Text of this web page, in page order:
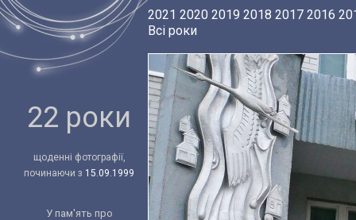
22 роки
щоденні фотографії,
починаючи з 15.09.1999
У пам'ять про
2021 2020 2019 2018 2017 2016
Всі роки